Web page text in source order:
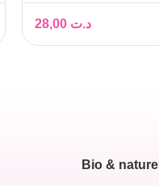
د.ت
Bio & naturel